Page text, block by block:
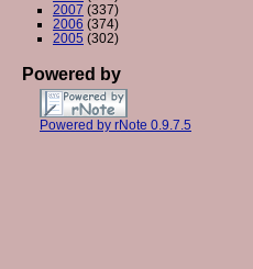
2007 (337)
2006 (374)
2005 (302)
Powered by
Powered by rNote 0.9.7.5